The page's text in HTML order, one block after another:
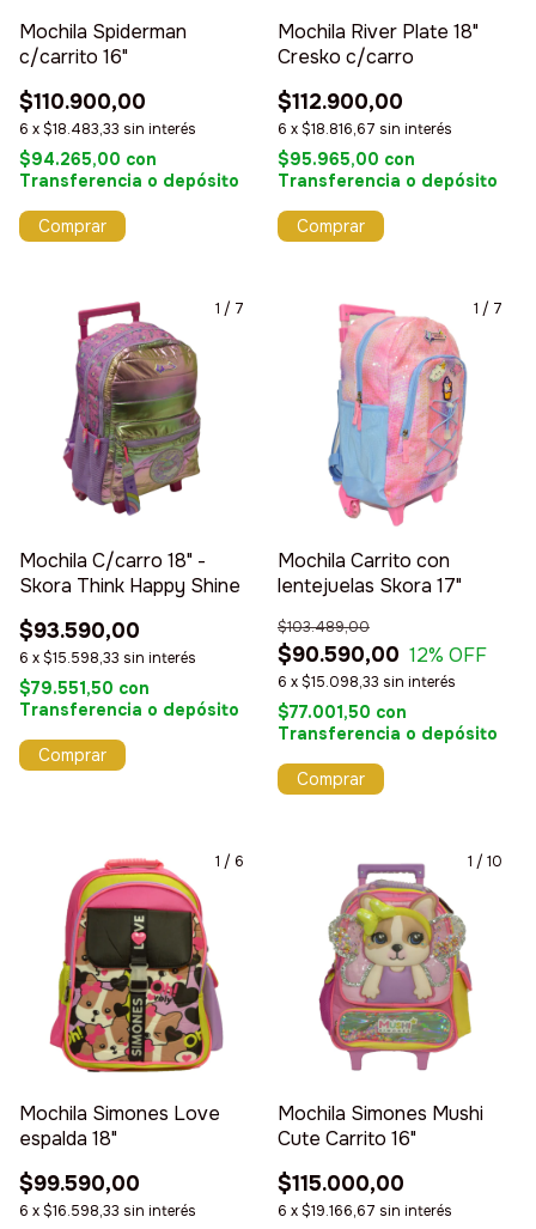
Mochila Spiderman
c/carrito 16"
$110.900,00
6 x$18.483,33 sin interés
$94.265,00 con
Transferencia o depósito
Mochila River Plate 18"
Cresko c/carro
$112.900,00
6 x$18.816,67 sin interés
$95.965,00 con
Transferencia o depósito
1 / 7
Mochila C/carro 18" -
Skora Think Happy Shine
$93.590,00
6 x$15.598,33 sin interés
$79.551,50 con
Transferencia o depósito
Comprar
1 / 7
Mochila Carrito con
lentejuelas Skora 17"
$90.590,00
$103.489,00
12% OFF
6 x$15.098,33 sin interés
$77.001,50 con
Transferencia o depósito
Comprar
1 / 6
Mochila Simones Love
espalda 18"
$99.590,00
6 x$16.598,33 sin interés
1 / 10
Mochila Simones Mushi
Cute Carrito 16"
$115.000,00
6 x$19.166,67 sin interés